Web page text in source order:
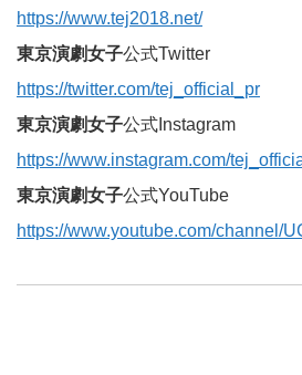
https://www.tej2018.net/
東京演劇女子公式Twitter
https://twitter.com/tej_official_pr
東京演劇女子公式Instagram
https://www.instagram.com/
東京演劇女子公式YouTube
https://www.youtube.com/channel/